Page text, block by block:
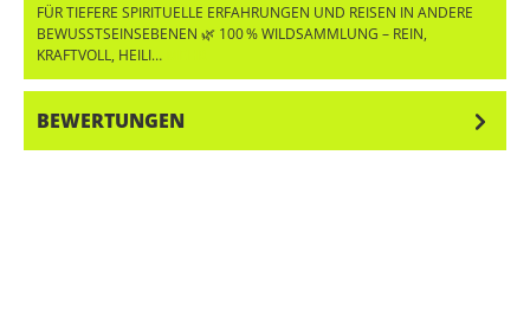
FÜR TIEFERE SPIRITUELLE ERFAHRUNGEN UND REISEN IN ANDERE
BEWUSSTSEINSEBENEN 🌿 100 % WILDSAMMLUNG – REIN,
KRAFTVOLL, HEILI…
BEWERTUNGEN